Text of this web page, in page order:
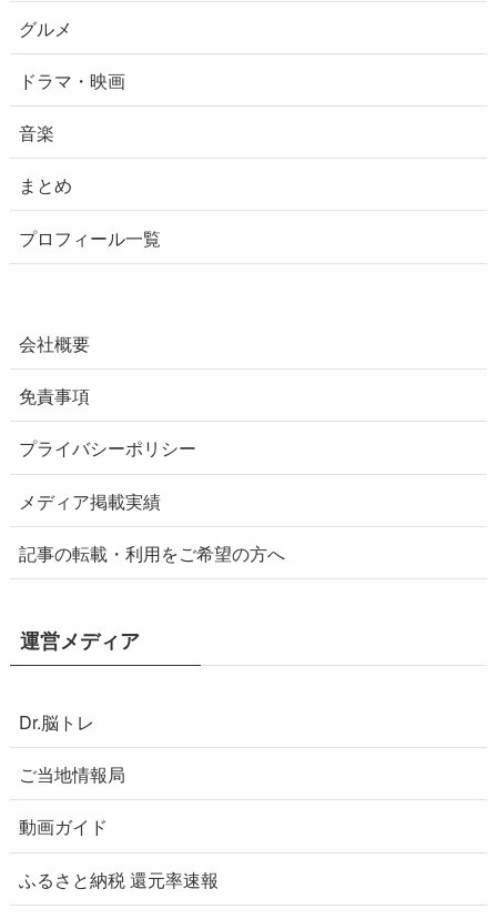
グルメ
ドラマ・映画
音楽
まとめ
プロフィール一覧
会社概要
免責事項
プライバシーポリシー
メディア掲載実績
記事の転載・利用をご希望の方へ
運営メディア
Dr.脳トレ
ご当地情報局
動画ガイド
ふるさと納税 還元率速報